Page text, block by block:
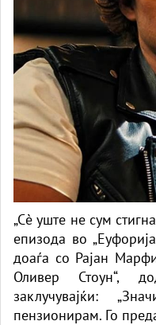
„Сè уште не сум
епизода во
доаѓа со Рајан
Оливер Стоун“,
заклучувајќи:
пензионирам. Го